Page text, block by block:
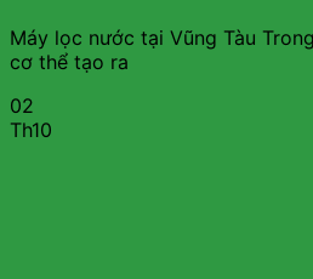
Máy lọc nước tại Vũng Tàu
cơ thể tạo ra
02
Th10